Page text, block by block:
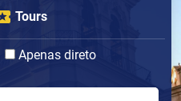
Tours
Apenas direto